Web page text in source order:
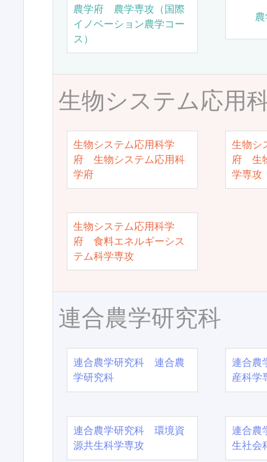
農学府 農学専攻（国際
イノベーション農学コー
ス）
生物システム応用
生物システム応用科学
府 生物システム応用科
学府
生物シ
府 生
学専攻
生物システム応用科学
府 食料エネルギーシス
テム科学専攻
連合農学研究科
連合農学研究科 連合農
学研究科
連合農
産科学
連合農学研究科 環境資
源共生科学専攻
連合農
生社会